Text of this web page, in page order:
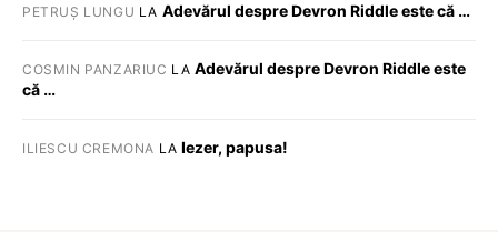
PETRUȘ LUNGU LA Adevărul despre Devron Riddle este că …
COSMIN PANZARIUC LA Adevărul despre Devron Riddle este
că …
ILIESCU CREMONA LA Iezer, papusa!